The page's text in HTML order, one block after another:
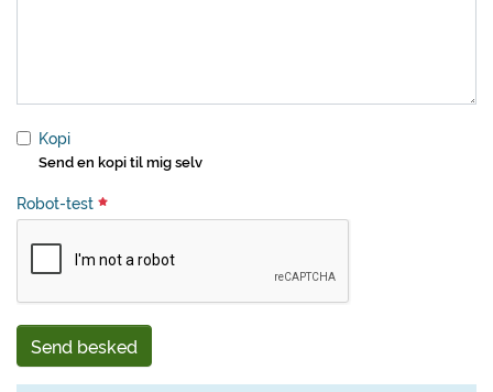
Kopi
Send en kopi til mig selv
Robot-test
Send besked